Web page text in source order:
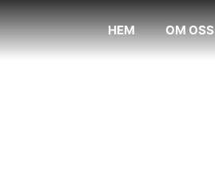
HEM OM OSS